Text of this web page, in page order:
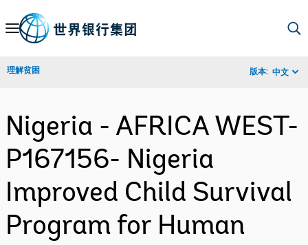
Skip
Navigation
理解贫困 版本: 中文
Nigeria - AFRICA WEST-
P167156- Nigeria
Improved Child Survival
Program for Human